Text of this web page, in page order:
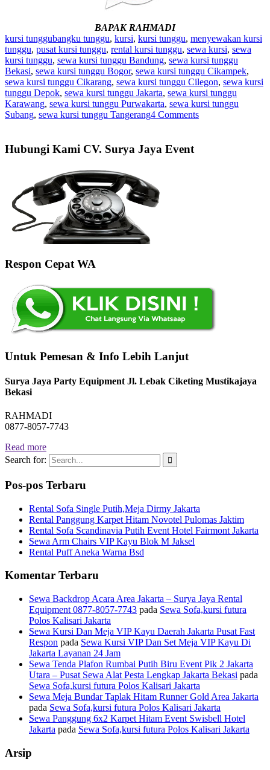
BAPAK RAHMADI
kursi tunggubangku tunggu, kursi, kursi tunggu, menyewakan kursi
tunggu, pusat kursi tunggu, rental kursi tunggu, sewa kursi, sewa
kursi tunggu, sewa kursi tunggu Bandung, sewa kursi tunggu
Bekasi, sewa kursi tunggu Bogor, sewa kursi tunggu Cikampek,
sewa kursi tunggu Cikarang, sewa kursi tunggu Cilegon, sewa kursi
tunggu Depok, sewa kursi tunggu Jakarta, sewa kursi tunggu
Karawang, sewa kursi tunggu Purwakarta, sewa kursi tunggu
Subang, sewa kursi tunggu Tangerang4 Comments
Hubungi Kami CV. Surya Jaya Event
Respon Cepat WA
Untuk Pemesan & Info Lebih Lanjut
Surya Jaya Party Equipment Jl. Lebak Ciketing Mustikajaya
Bekasi
RAHMADI
0877-8057-7743
Read more
Search for:
Pos-pos Terbaru
Rental Sofa Single Putih,Meja Dirmy Jakarta
Rental Panggung Karpet Hitam Novotel Pulomas Jaktim
Rental Sofa Scandinavia Putih Event Hotel Fairmont Jakarta
Sewa Arm Chairs VIP Kayu Blok M Jaksel
Rental Puff Aneka Warna Bsd
Komentar Terbaru
Sewa Backdrop Acara Area Jakarta – Surya Jaya Rental
Equipment 0877-8057-7743 pada Sewa Sofa,kursi futura
Polos Kalisari Jakarta
Sewa Kursi Dan Meja VIP Kayu Daerah Jakarta Pusat Fast
Respon pada Sewa Kursi VIP Dan Set Meja VIP Kayu Di
Jakarta Layanan 24 Jam
Sewa Tenda Plafon Rumbai Putih Biru Event Pik 2 Jakarta
Utara – Pusat Sewa Alat Pesta Lengkap Jakarta Bekasi pada
Sewa Sofa,kursi futura Polos Kalisari Jakarta
Sewa Meja Bundar Taplak Hitam Runner Gold Area Jakarta
pada Sewa Sofa,kursi futura Polos Kalisari Jakarta
Sewa Panggung 6x2 Karpet Hitam Event Swisbell Hotel
Jakarta pada Sewa Sofa,kursi futura Polos Kalisari Jakarta
Arsip